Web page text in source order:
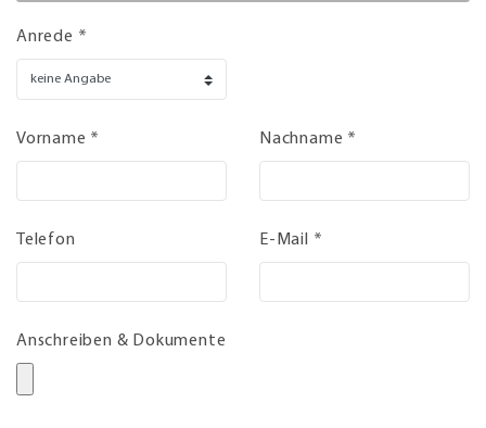
Anrede *
Vorname * Nachname *
Telefon E-Mail *
Anschreiben & Dokumente